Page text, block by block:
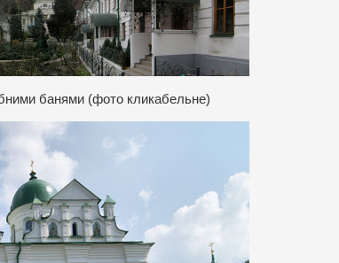
банями (фото кликабельне)